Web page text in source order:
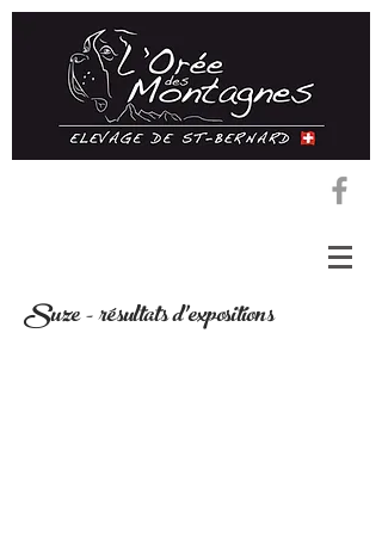
Suze - résultats d'expositions